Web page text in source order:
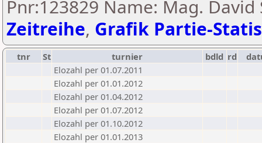
Pnr:123829 Name: Mag. David
Zeitreihe, Grafik Partie-
tnr St turnier bdld rd
Elozahl per 01.07.2011
Elozahl per 01.01.2012
Elozahl per 01.04.2012
Elozahl per 01.07.2012
Elozahl per 01.10.2012
Elozahl per 01.01.2013